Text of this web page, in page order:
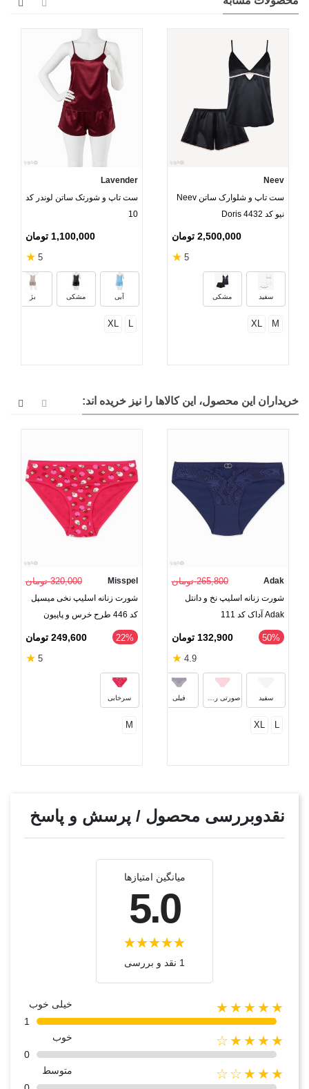
Neev
ست تاپ و شلوارک ساتن Neev
نیو کد Doris 4432
2,500,000 تومان
5
★
سفید مشکی
M
XL
Lavender
ست تاپ و شورتک ساتن لوندر کد
10
1,100,000 تومان
5
★
آبی مشکی بژ
L
XL
خریداران این محصول، این کالاها را نیز خریده اند:
Adak 265,800 تومان
شورت زنانه اسلیپ نخ و دانتل
Adak آداک کد 111
‎50% 132,900 تومان
4.9
★
سفید صورتی روشن فیلی
L
XL
Misspel 320,000 تومان
شورت زنانه اسلیپ نخی میسپل
کد 446 طرح خرس و پاپیون
‎22% 249,600 تومان
5
★
سرخابی
M
نقدوبررسی محصول / پرسش و پاسخ
میانگین امتیازها
5.0
1 نقد و بررسی
★★★★★
خیلی خوب
1
★★★★☆
خوب
0
★★★☆☆
متوسط